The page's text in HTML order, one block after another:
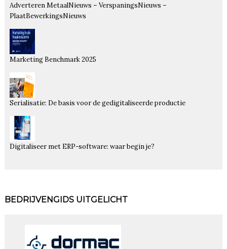
Adverteren MetaalNieuws – VerspaningsNieuws –
PlaatBewerkingsNieuws
Marketing Benchmark 2025
Serialisatie: De basis voor de gedigitaliseerde productie
Digitaliseer met ERP-software: waar begin je?
BEDRIJVENGIDS UITGELICHT